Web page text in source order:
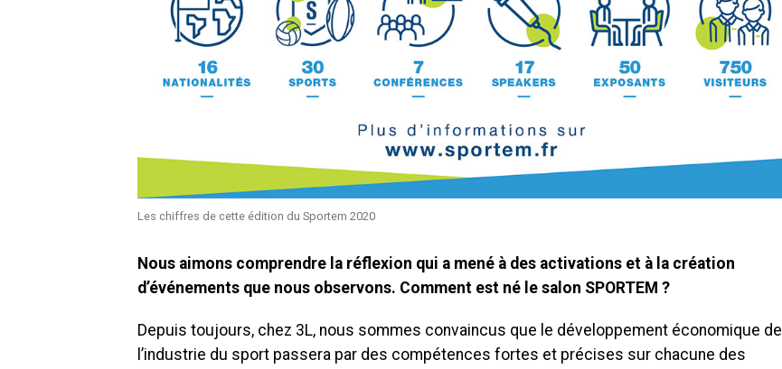
Les chiffres de cette édition du Sportem 2020
Nous aimons comprendre la réflexion qui a mené à des activations et à la création
d’événements que nous observons. Comment est né le salon SPORTEM ?
Depuis toujours, chez 3L, nous sommes convaincus que le développement économique de
l’industrie du sport passera par des compétences fortes et précises sur chacune des